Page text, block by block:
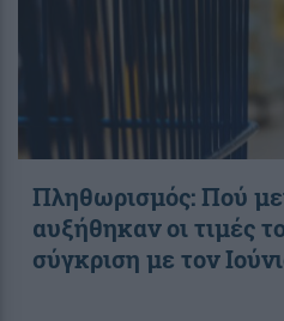
Πληθωρισμός: Πού
αυξήθηκαν οι τιμές
σύγκριση με τον